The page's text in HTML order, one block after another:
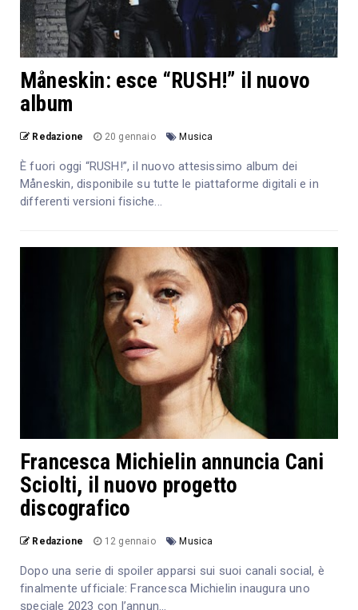
Måneskin: esce “RUSH!” il nuovo
album
Redazione 20 gennaio Musica
È fuori oggi “RUSH!”, il nuovo attesissimo album dei
Måneskin, disponibile su tutte le piattaforme digitali e in
differenti versioni fisiche...
Francesca Michielin annuncia Cani
Sciolti, il nuovo progetto
discografico
Redazione 12 gennaio Musica
Dopo una serie di spoiler apparsi sui suoi canali social, è
finalmente ufficiale: Francesca Michielin inaugura uno
speciale 2023 con l’annun...